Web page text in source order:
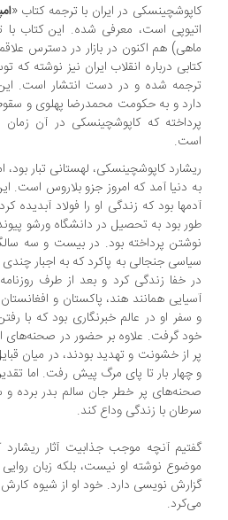
در ایران با ترجمه کتاب « امپراتور»
است، معرفی شده. این کتاب با
هم اکنون در بازار در دسترس علاقمندان
درباره انقلاب ایران نیز نوشته که توسط
شده و در دست انتشار است. این
که کاپوشچینسکی در آن زمان نیز
دنیا آمد که امروز جزو بلاروس است. این
بود که زندگی او را فولاد آبدیده کرده
بود به تحصیل در دانشگاه ورشو پیوند زده
پرداخته بود. در بیست و سه سالگی به
جنجالی به پاکرد که به اجبار چندی خود
خفا زندگی کرد و بعد از طرف روزنامه
همانند هند، پاکستان و افغانستان
او در عالم خبرنگاری بود که با رفتن به
گرفت. علاوه بر حضور در صحنه‌های
از خشونت و تهدید بودند، در میان قبایل
بار تا پای مرگ پیش رفت. اما تقدیر
با زندگی وداع کند.
آنچه موجب جذابیت آثار ریشارد
نوشته او نیست، بلکه زبان روایی او و
نویسی دارد. خود او از شیوه کارش با